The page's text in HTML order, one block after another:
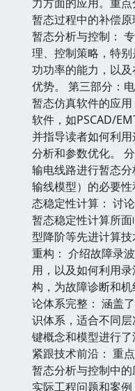
暂态过程中的补偿
暂态分析与控制：
理、控制策略，特
功功率的能力，以
优势。 第三部分：
暂态仿真软件的应
软件，如PSCAD/
并指导读者如何利
分析和参数优化。
输电线路进行暂态
输线模型）的必要
态稳定性计算： 讨
暂态稳定性计算所
型降阶等先进计算
重构： 介绍故障录
用，以及如何利用
构，为故障诊断和
论体系完整： 涵盖
识体系，适合不同
键概念和模型进行了
紧跟技术前沿： 重
暂态分析与控制中
实际工程问题和案